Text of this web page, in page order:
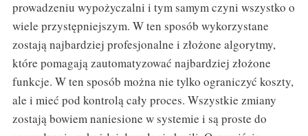
prowadzeniu wypożyczalni i tym samym czyni wszystko o
wiele przystępniejszym. W ten sposób wykorzystane
zostają najbardziej profesjonalne i złożone algorytmy,
które pomagają zautomatyzować najbardziej złożone
funkcje. W ten sposób można nie tylko ograniczyć koszty,
ale i mieć pod kontrolą cały proces. Wszystkie zmiany
zostają bowiem naniesione w systemie i są proste do